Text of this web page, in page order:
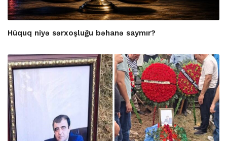
Hüquq niyə sərxoşluğu bəhanə saymır?